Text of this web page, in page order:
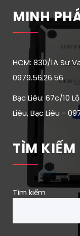
MINH
HCM: 830/1A Sư
0979.56.26.56
Bạc Liêu: 67c/10
Liêu, Bạc Liêu -
TÌM KIẾM
Tìm kiếm